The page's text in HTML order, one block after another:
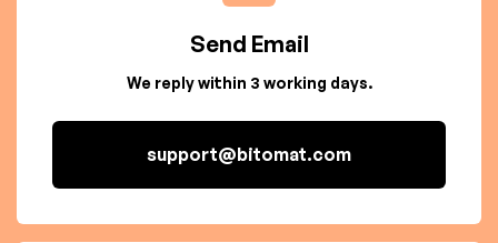
Send Email
We reply within 3 working days.
support@bitomat.com